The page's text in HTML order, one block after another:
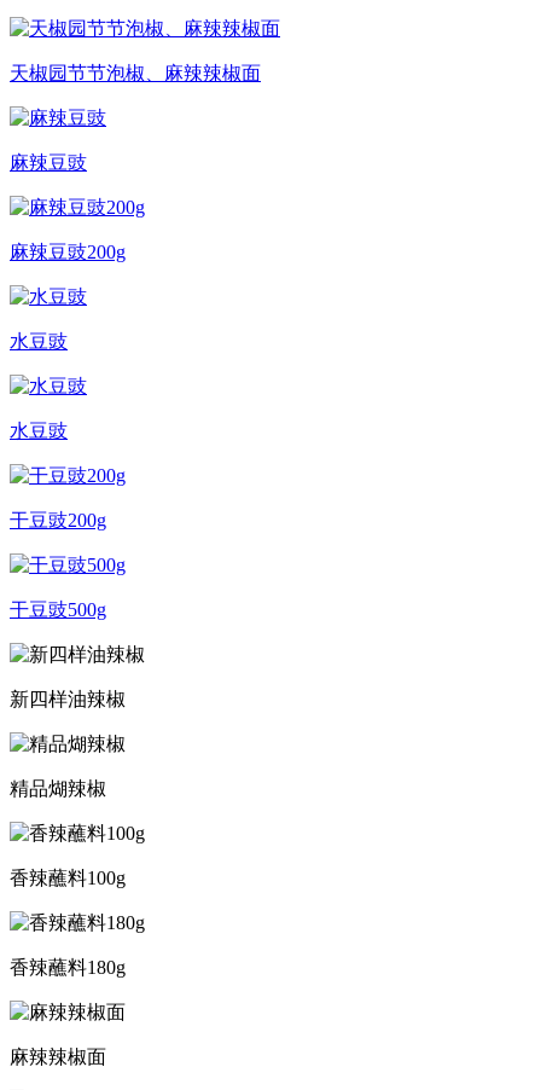
天椒园节节泡椒、麻辣辣椒面
麻辣豆豉
麻辣豆豉200g
水豆豉
水豆豉
干豆豉200g
干豆豉500g
新四样油辣椒
精品煳辣椒
香辣蘸料100g
香辣蘸料180g
麻辣辣椒面